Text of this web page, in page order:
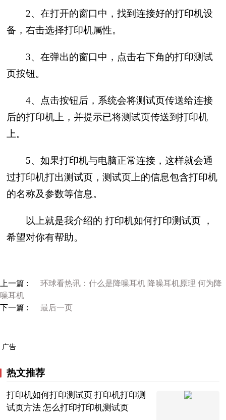
2、在打开的窗口中，找到连接好的打印机设
备，右击选择打印机属性。
3、在弹出的窗口中，点击右下角的打印测试
页按钮。
4、点击按钮后，系统会将测试页传送给连接
后的打印机上，并提示已将测试页传送到打印机
上。
5、如果打印机与电脑正常连接，这样就会通
过打印机打出测试页，测试页上的信息包含打印机
的名称及参数等信息。
以上就是我介绍的 打印机如何打印测试页 ，
希望对你有帮助。
上一篇 :
环球看热讯：什么是降噪耳机 降噪耳机原理 何为降
噪耳机
下一篇 :
最后一页
广告
热文推荐
打印机如何打印测试页 打印机打印测
试页方法 怎么打印打印机测试页